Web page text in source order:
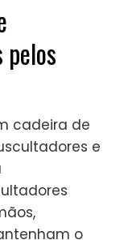
cadeira de
e
o